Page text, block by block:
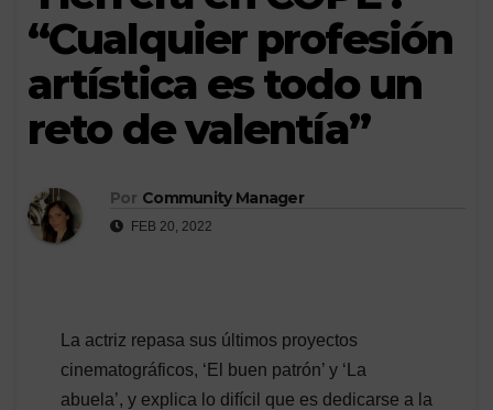
“Cualquier profesión
artística es todo un
reto de valentía”
Por Community Manager
FEB 20, 2022
La actriz repasa sus últimos proyectos
cinematográficos, ‘El buen patrón’ y ‘La
abuela’, y explica lo difícil que es dedicarse a la